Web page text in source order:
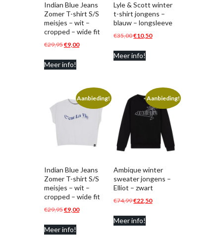
Indian Blue Jeans
Zomer T-shirt S/S
meisjes – wit –
cropped – wide fit
€29,95Oorspronkelijke
was:
€9,00Huidige
Meer info!
Lyle & Scott winter
t-shirt jongens –
blauw – longsleeve
€35,00Oorspronkelijke
was:
€10,50Huidige
Meer info!
Aanbieding!
Indian Blue Jeans
Zomer T-shirt S/S
meisjes – wit –
cropped – wide fit
€29,95Oorspronkelijke
was:
€9,00Huidige
Meer info!
Aanbieding!
Ambique winter
sweater jongens –
Elliot – zwart
€74,99Oorspronkelijke
was:
€22,50Huidige
Meer info!